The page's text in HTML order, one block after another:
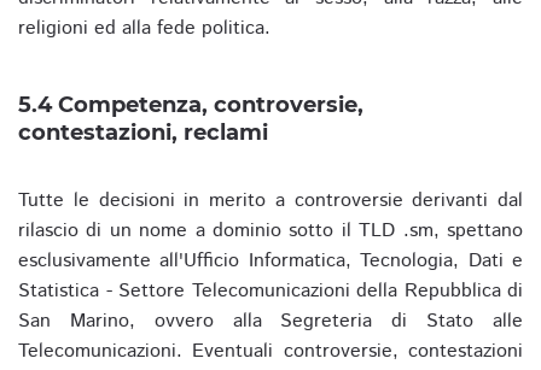
religioni ed alla fede politica.
5.4 Competenza, controversie,
contestazioni, reclami
Tutte le decisioni in merito a controversie derivanti dal
rilascio di un nome a dominio sotto il TLD .sm, spettano
esclusivamente all'Ufficio Informatica, Tecnologia, Dati e
Statistica - Settore Telecomunicazioni della Repubblica di
San Marino, ovvero alla Segreteria di Stato alle
Telecomunicazioni. Eventuali controversie, contestazioni